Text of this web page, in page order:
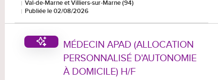
Val-de-Marne et Villiers-sur-Marne (94)
Publiée le 02/08/2026
MÉDECIN APAD (ALLOCATION
PERSONNALISÉ D'AUTONOMIE
À DOMICILE) H/F